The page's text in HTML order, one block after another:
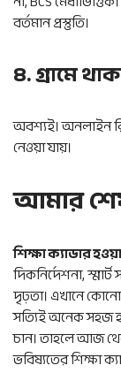
বর্তমান প্রস্তুতি।
৪. গ্রামে
অবশ্যই। অনলাইন
নেওয়া যায়।
আমার
শিক্ষা ক্যাডার
দিকনির্দেশনা,
দৃঢ়তা। এখানে
সত্যিই অনেক সহজ
চান। তাহলে আজ
ভবিষ্যতের শিক্ষা